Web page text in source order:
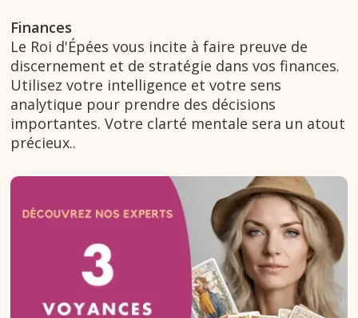
Finances
Le Roi d'Épées vous incite à faire preuve de
discernement et de stratégie dans vos finances.
Utilisez votre intelligence et votre sens
analytique pour prendre des décisions
importantes. Votre clarté mentale sera un atout
précieux..